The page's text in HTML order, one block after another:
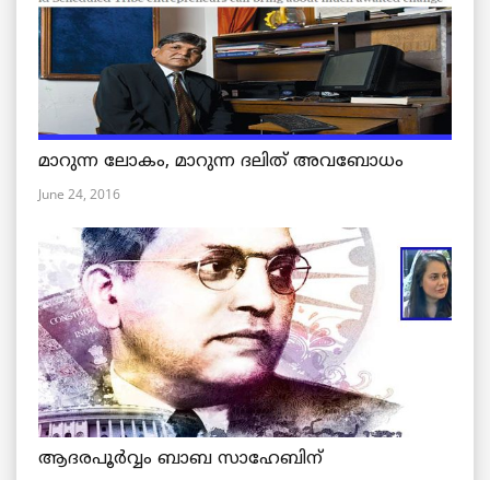
മാറുന്ന ലോകം, മാറുന്ന ദലിത് അവബോധം
June 24, 2016
ആദരപൂര്‍വ്വം ബാബ സാഹേബിന്